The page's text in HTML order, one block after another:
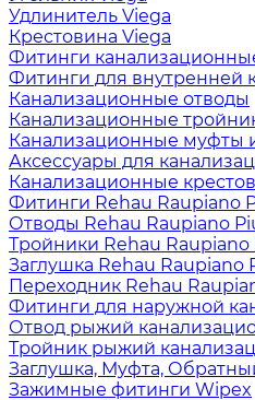
Удлинитель Viega
Крестовина Viega
Фитинги
Фитинги для внутренней
Канализационные отводы
Канализационные
Канализационные муфты
Аксессуары для
Канализационные
Фитинги Rehau Raupiano
Отводы Rehau Raupiano
Тройники Rehau Raupiano
Заглушка Rehau Raupiano
Переходник Rehau
Фитинги для наружной
Отвод рыжий
Тройник рыжий
Заглушка, Муфта,
Зажимные фитинги Wipex